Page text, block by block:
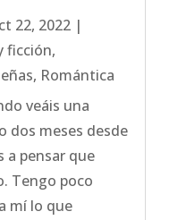
22, 2022|
ficción,
, Romántica
veáis una
dos meses desde
a pensar que
Tengo poco
mí lo que